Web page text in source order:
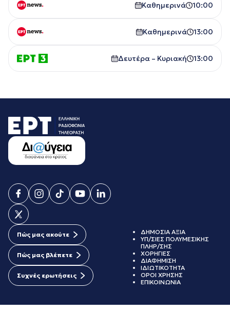
Καθημερινά 10:00
Καθημερινά 13:00
Δευτέρα – Κυριακή 13:00
Πώς μας ακούτε
Πώς μας βλέπετε
Συχνές ερωτήσεις
ΔΗΜΟΣΙΑ ΑΞΙΑ
ΥΠ/ΣΙΕΣ ΠΟΛΥΜΕΣΙΚΗΣ
ΠΛΗΡ/ΣΗΣ
ΧΟΡΗΓΙΕΣ
ΔΙΑΦΗΜΙΣΗ
ΙΔΙΩΤΙΚΟΤΗΤΑ
ΟΡΟΙ ΧΡΗΣΗΣ
ΕΠΙΚΟΙΝΩΝΙΑ